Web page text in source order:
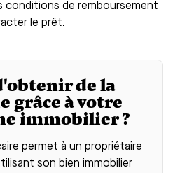
conditions de remboursement
le prêt.
de la
grâce à votre
immobilier ?
permet à un propriétaire
son bien immobilier